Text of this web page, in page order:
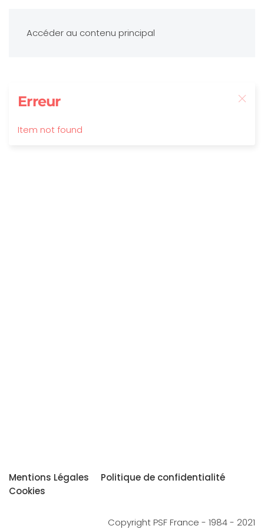
Accéder au contenu principal
Erreur
Item not found
Mentions Légales
Politique de confidentialité
Cookies
Copyright PSF France - 1984 - 2021